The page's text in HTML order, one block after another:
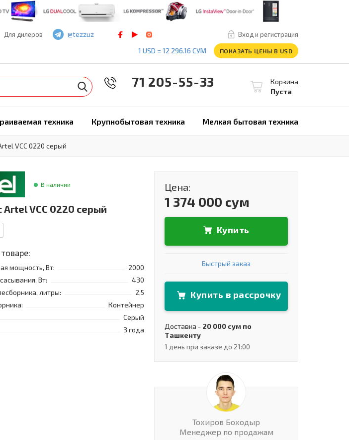
Для дилеров Вход и регистрация
@tezzuz
1 USD = 12 296.16 СУМ
ПОКАЗАТЬ ЦЕНЫ В USD
Корзина
Пуста
71 205-55-33
техника Крупнобытовая техника Мелкая бытовая техника
VCC 0220 серый
В наличии
Artel VCC 0220 серый
мощность, Вт:
2000
Вт:
430
литры:
2,5
Контейнер
Серый
3 года
Цена:
1 374 000 сум
Купить
Быстрый заказ
Купить в рассрочку
Доставка - 20 000 сум по
Ташкенту
1 день при заказе до 21:00
Тохиров Боходыр
Менеджер по продажам